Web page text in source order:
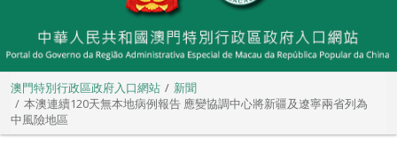
澳門特別行政區政府入口網站
新聞
本澳連續120天無本地病例報告 應變協調中心將新疆及遼寧兩省列為
中風險地區